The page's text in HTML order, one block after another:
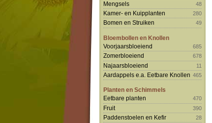
Mengsels 48
Kamer- en Kuipplanten 280
Bomen en Struiken 49
Bloembollen en Knollen
Voorjaarsbloeiend
685
Zomerbloeiend 678
Najaarsbloeiend 11
Aardappels e.a. Eetbare Knollen 465
Planten en Schimmels
Eetbare planten
470
Fruit 390
Paddenstoelen en Kefir 28